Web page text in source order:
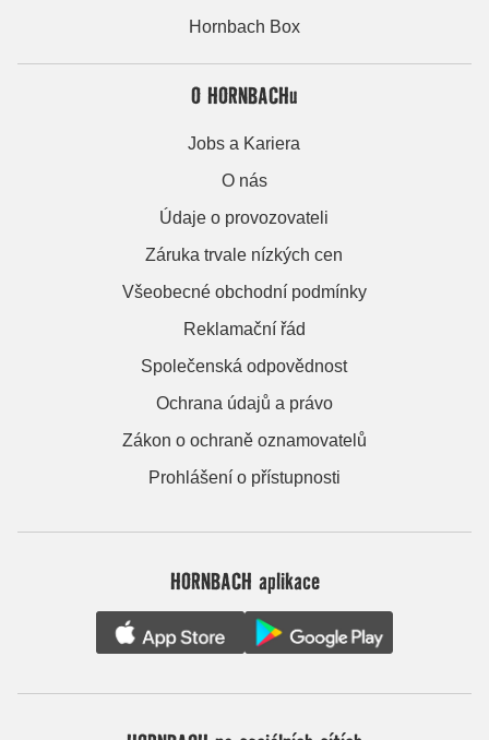
Hornbach Box
O HORNBACHu
Jobs a Kariera
O nás
Údaje o provozovateli
Záruka trvale nízkých cen
Všeobecné obchodní podmínky
Reklamační řád
Společenská odpovědnost
Ochrana údajů a právo
Zákon o ochraně oznamovatelů
Prohlášení o přístupnosti
HORNBACH aplikace